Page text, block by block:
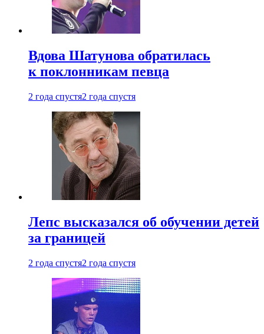
Вдова Шатунова обратилась
к поклонникам певца
2 года спустя2 года спустя
Лепс высказался об обучении детей
за границей
2 года спустя2 года спустя